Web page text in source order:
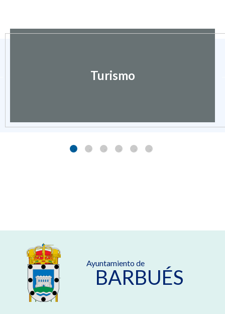
Turismo
Ayuntamiento de
BARBUÉS